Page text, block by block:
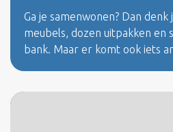
Ga je samenwonen? Dan denk
meubels, dozen uitpakken en
bank. Maar er komt ook iets